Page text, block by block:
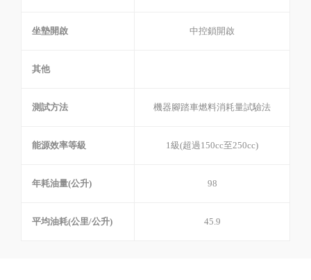
坐墊開啟 中控鎖開啟
其他
測試方法 機器腳踏車燃料消耗量試驗法
能源效率等級 1級(超過150cc至250cc)
年耗油量(公升) 98
平均油耗(公里/公升) 45.9